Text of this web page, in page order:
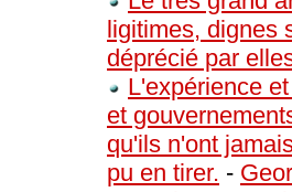
ligitimes, dignes
déprécié par
L'expérience
et
qu'ils n'ont
pu en tirer. -